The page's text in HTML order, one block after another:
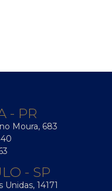
- PR
Moura, 683
- SP
14171